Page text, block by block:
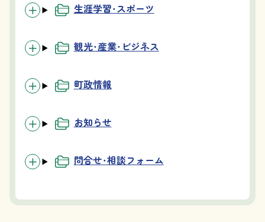
生涯学習・スポーツ
観光・産業・ビジネス
町政情報
お知らせ
問合せ・相談フォーム